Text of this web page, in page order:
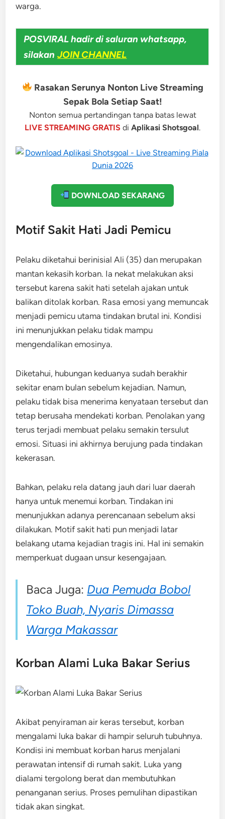
warga.
POSVIRAL hadir di saluran whatsapp,
silakan JOIN CHANNEL
Rasakan Serunya Nonton Live Streaming
Sepak Bola Setiap Saat!
Nonton semua pertandingan tanpa batas lewat
LIVE STREAMING GRATIS di Aplikasi Shotsgoal.
DOWNLOAD SEKARANG
Motif Sakit Hati Jadi Pemicu
Pelaku diketahui berinisial Ali (35) dan merupakan
mantan kekasih korban. Ia nekat melakukan aksi
tersebut karena sakit hati setelah ajakan untuk
balikan ditolak korban. Rasa emosi yang memuncak
menjadi pemicu utama tindakan brutal ini. Kondisi
ini menunjukkan pelaku tidak mampu
mengendalikan emosinya.
Diketahui, hubungan keduanya sudah berakhir
sekitar enam bulan sebelum kejadian. Namun,
pelaku tidak bisa menerima kenyataan tersebut dan
tetap berusaha mendekati korban. Penolakan yang
terus terjadi membuat pelaku semakin tersulut
emosi. Situasi ini akhirnya berujung pada tindakan
kekerasan.
Bahkan, pelaku rela datang jauh dari luar daerah
hanya untuk menemui korban. Tindakan ini
menunjukkan adanya perencanaan sebelum aksi
dilakukan. Motif sakit hati pun menjadi latar
belakang utama kejadian tragis ini. Hal ini semakin
memperkuat dugaan unsur kesengajaan.
Baca Juga: Dua Pemuda Bobol
Toko Buah, Nyaris Dimassa
Warga Makassar
Korban Alami Luka Bakar Serius
Akibat penyiraman air keras tersebut, korban
mengalami luka bakar di hampir seluruh tubuhnya.
Kondisi ini membuat korban harus menjalani
perawatan intensif di rumah sakit. Luka yang
dialami tergolong berat dan membutuhkan
penanganan serius. Proses pemulihan dipastikan
tidak akan singkat.